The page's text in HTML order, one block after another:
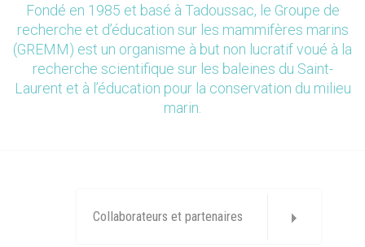
Fondé en 1985 et basé à Tadoussac, le Groupe de
recherche et d’éducation sur les mammifères marins
(GREMM) est un organisme à but non lucratif voué à la
recherche scientifique sur les baleines du Saint-
Laurent et à l’éducation pour la conservation du milieu
marin.
Collaborateurs et partenaires